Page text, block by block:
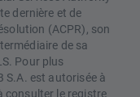
dernière et de
(ACPR), son
de sa
Pour plus
S.A. est autorisée à
consulter le registre